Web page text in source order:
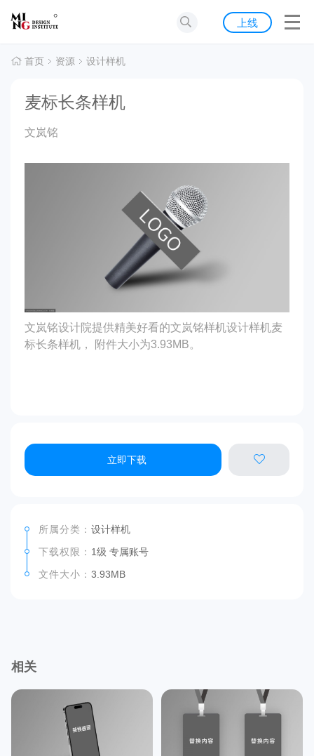
首页
公告
关于我们
上线
首页 资源 设计样机
麦标长条样机
文岚铭
文岚铭设计院提供精美好看的文岚铭样机设计样机麦
标长条样机， 附件大小为3.93MB。
立即下载
所属分类：设计样机
下载权限： 1级 专属账号
文件大小：3.93MB
相关